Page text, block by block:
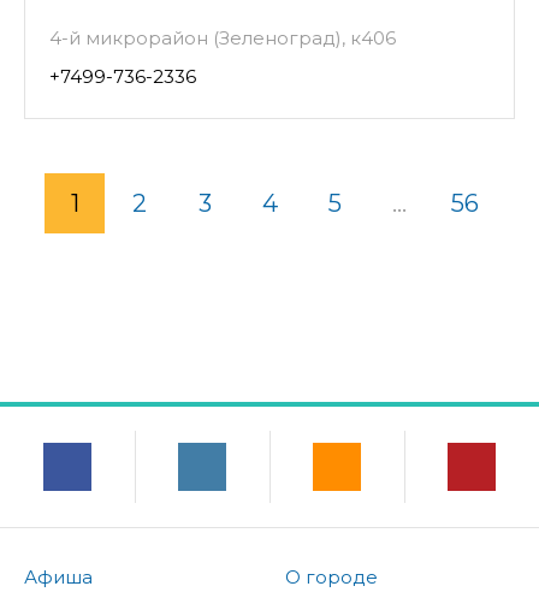
4-й микрорайон (Зеленоград), к406
+7499-736-2336
1 2 3 4 5 ... 56
Афиша
О городе